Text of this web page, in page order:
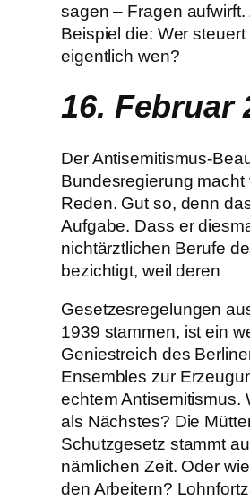
sagen – Fragen aufwirft.
Beispiel die: Wer steuert
eigentlich wen?
16. Februar
Der Antisemitismus-
Bundesregierung macht
Reden. Gut so, denn
Aufgabe. Dass er
nichtärztlichen Berufe
bezichtigt, weil deren
Gesetzesregelungen
1939 stammen, ist ein
Geniestreich des
Ensembles zur
echtem Antisemitismus.
als Nächstes? Die
Schutzgesetz stammt
nämlichen Zeit. Oder
den Arbeitern?